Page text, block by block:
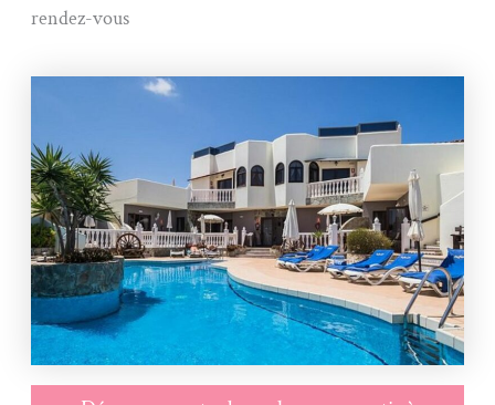
rendez-vous